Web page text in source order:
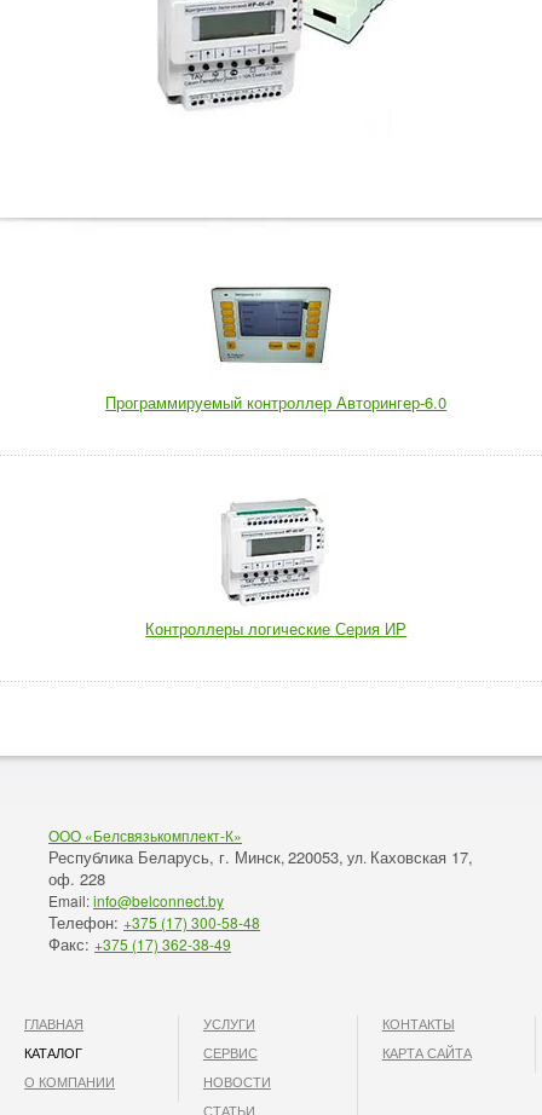
Программируемый контроллер Авторингер-6.0
Контроллеры логические Серия ИР
ООО «Белсвязькомплект-К»
Республика Беларусь, г. Минск, 220053, ул. Каховская 17,
оф. 228
Email:info@belconnect.by
Телефон: +375 (17) 300-58-48
Факс: +375 (17) 362-38-49
ГЛАВНАЯ
КАТАЛОГ
О КОМПАНИИ
УСЛУГИ
СЕРВИС
НОВОСТИ
СТАТЬИ
КОНТАКТЫ
КАРТА САЙТА